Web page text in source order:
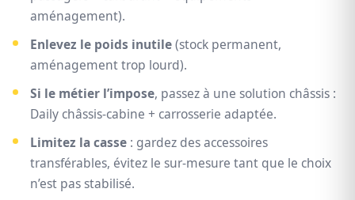
aménagement).
Enlevez le poids inutile(stock permanent,
aménagement trop lourd).
Si le métier l’impose, passez à une solution châssis :
Daily châssis-cabine + carrosserie adaptée.
Limitez la casse : gardez des accessoires
transférables, évitez le sur-mesure tant que le choix
n’est pas stabilisé.